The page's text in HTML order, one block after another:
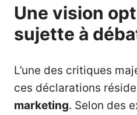
Une vision
sujette à
L’une des critiques
ces déclarations
marketing. Selon des